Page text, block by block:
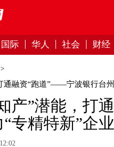
国际 华人 社会 财经
>
通融资“跑道”——宁波银行台
产”潜能，打
专精特新”企